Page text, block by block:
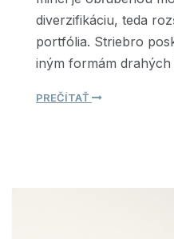
diverzifikáciu, teda
portfólia. Striebro
iným formám
PREČÍTAŤ